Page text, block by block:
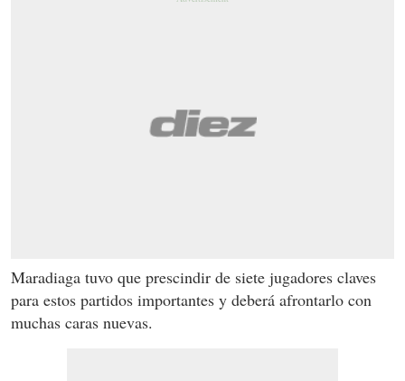
Maradiaga tuvo que prescindir de siete jugadores claves
para estos partidos importantes y deberá afrontarlo con
muchas caras nuevas.